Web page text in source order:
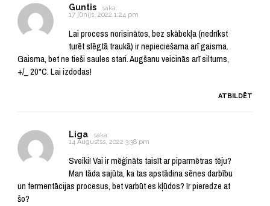
Guntis
saka:
17 jūnijs, 2022 1:24 pm
Lai process norisinātos, bez skābekļa (nedrīkst
turēt slēgtā traukā) ir nepieciešama arī gaisma.
Gaisma, bet ne tieši saules stari. Augšanu veicinās arī siltums,
+/_ 20*C. Lai izdodas!
ATBILDĒT
Liga
saka:
14 Augustss, 2022 3:38 pm
Sveiki! Vai ir mēģināts taisīt ar piparmētras tēju?
Man tāda sajūta, ka tas apstādina sēnes darbību
un fermentācijas procesus, bet varbūt es kļūdos? Ir pieredze at
šo?